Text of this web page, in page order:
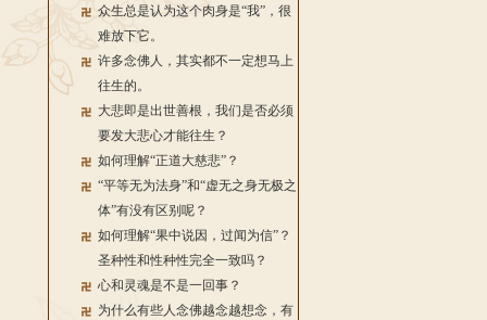
众生总是认为这个肉身是“我”，很
难放下它。
许多念佛人，其实都不一定想马上
往生的。
大悲即是出世善根，我们是否必须
要发大悲心才能往生？
如何理解“正道大慈悲”？
“平等无为法身”和“虚无之身无极之
体”有没有区别呢？
如何理解“果中说因，过闻为信”？
圣种性和性种性完全一致吗？
心和灵魂是不是一回事？
为什么有些人念佛越念越想念，有